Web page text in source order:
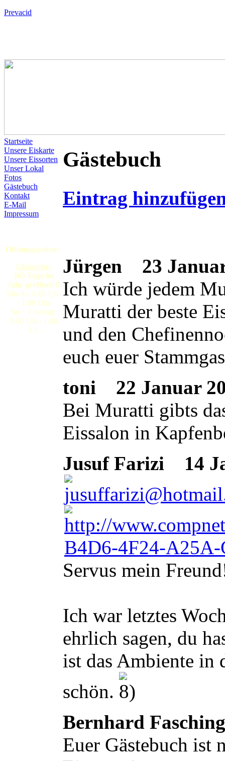
Prevacid
Startseite
Unsere Eiskarte
Unsere Eissorten
Unser Lokal
Fotos
Gästebuch
Kontakt
E-Mail
Impressum
Öffnungszeiten:
Gloggnitz:
365 Tage im
Jahr geöffnet!!!
Mo-Sa: 8:00 Uhr
- 1:00 Uhr
So + Feiertag:
9:00 Uhr- 1:00
Uh
Gästebuch
Eintrag
Jürgen
23
Ich würde jedem
Muratti der beste
und den
euch euer
toni
22 Januar
Bei Muratti gibts
Eissalon in
Jusuf Farizi
14
Servus mein
Ich war letztes
ehrlich sagen, du
ist das Ambiente in
schön.
Bernhard Fasching
Euer Gästebuch ist